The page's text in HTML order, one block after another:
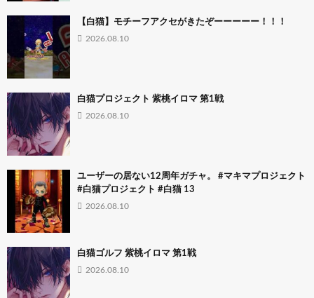
【白猫】モチーフアクセがきたぞーーーーー！！！
2026.08.10
白猫プロジェクト 紫桃イロマ 第1戦
2026.08.10
ユーザーの居ない12周年ガチャ。 #マキマプロジェクト
#白猫プロジェクト #白猫 13
2026.08.10
白猫ゴルフ 紫桃イロマ 第1戦
2026.08.10